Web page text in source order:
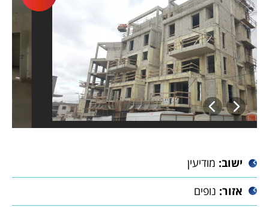
ma_1_759_612
ישוב: מודיעין
אזור: נופים